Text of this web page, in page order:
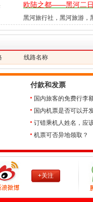
欧陆之都——黑河二
黑河旅行社，黑河旅游，
服务，低端的价格，高端
线路名称
付款和发票
国内旅客的免费行李
国内机票是否可以开
订错乘机人姓名，应
机票可否异地领取？
+关注